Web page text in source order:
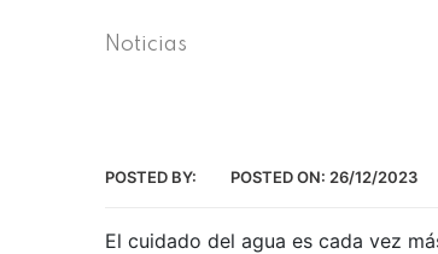
Noticias
POSTED BY: POSTED ON: 26/12/2023
El cuidado del agua es cada vez